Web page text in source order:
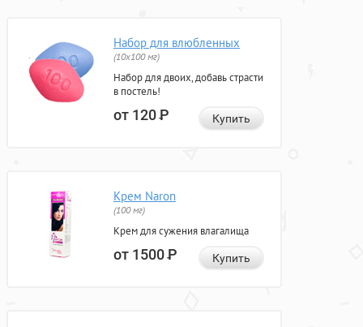
Набор для влюбленных
(10х100 мг)
Набор для двоих, добавь страсти
в постель!
от 120Р Купить
Крем Naron
(100 мг)
Крем для сужения влагалища
от 1500Р Купить